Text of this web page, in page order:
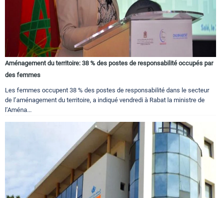
Aménagement du territoire: 38 % des postes de responsabilité occupés par
des femmes
Les femmes occupent 38 % des postes de responsabilité dans le secteur
de l’aménagement du territoire, a indiqué vendredi à Rabat la ministre de
l’Aména...